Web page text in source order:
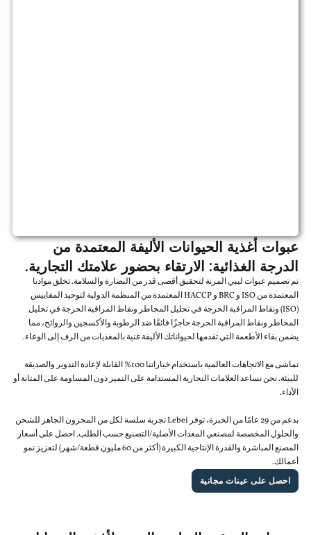
عبوات أغذية الحيوانات الأليفة المعتمدة من
الدرجة الغذائية: الارتقاء بحضور علامتك التجارية.
تم تصميم عبوات ليبي المرنة لتحقيق أقصى قدر من النضارة والسلامة. تخلق موادنا
المعتمدة من ISO و BRC و HACCP المعتمدة من المنظمة الدولية لتوحيد المقاييس
(ISO) ونقاط المراقبة الحرجة في تحليل المخاطر ونقاط المراقبة الحرجة في تحليل
المخاطر ونقاط المراقبة الحرجة حاجزًا فائقًا ضد الرطوبة والأكسجين والروائح، مما
يضمن بقاء الأطعمة التي تقدمها لحيواناتك الأليفة غنية بالمغذيات من الرف إلى الوعاء.
تماشى مع الاتجاهات العالمية باستخدام خياراتنا 100% القابلة لإعادة التدوير والصديقة
للبيئة. نحن نساعد العلامات التجارية المستدامة على التميز دون المساومة على المتانة أو
الأداء.
بدعم من 29 عامًا من الخبرة، توفر Lebei تجربة سلسة لكل من المخزون الجاهز للشحن
والحلول المخصصة لمصنعي المعدات الأصلية/التصنيع حسب الطلب. احصل على أسعار
المصنع المباشرة والقدرة الإنتاجية الكبيرة (أكثر من 60 مليون قطعة/شهر) لتعزيز نمو
أعمالك.
احصل على عينات مجانية